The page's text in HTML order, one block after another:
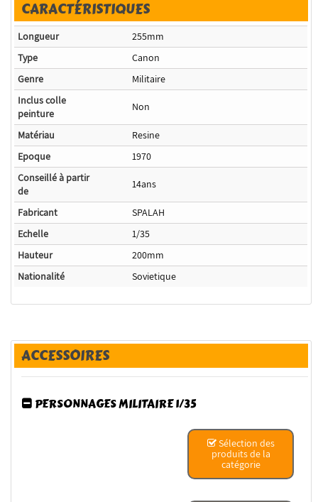
CARACTÉRISTIQUES
Longueur
255mm
Type
Canon
Genre
Militaire
Inclus colle
peinture
Non
Matériau
Resine
Epoque
1970
Conseillé à partir
de
14ans
Fabricant
SPALAH
Echelle
1/35
Hauteur
200mm
Nationalité
Sovietique
ACCESSOIRES
PERSONNAGES MILITAIRE 1/35
Sélection des
produits de la
catégorie